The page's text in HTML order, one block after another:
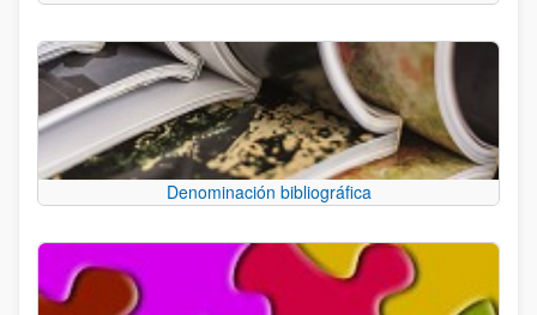
Denominación bibliográfica